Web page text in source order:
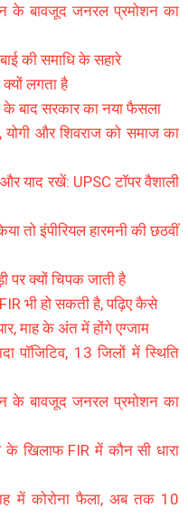
के बावजूद जनरल प्रमोशन का
की समाधि के सहारे
लगता है
के बाद सरकार का नया फैसला
योगी और शिवराज को समाज का
याद रखें: UPSC टॉपर वैशाली
तो इंपीरियल हारमनी की छठवीं
पर क्यों चिपक जाती है
भी हो सकती है, पढ़िए कैसे
माह के अंत में होंगे एग्जाम
पॉजिटिव, 13 जिलों में स्थिति
के बावजूद जनरल प्रमोशन का
के खिलाफ FIR में कौन सी धारा
में कोरोना फैला, अब तक 10